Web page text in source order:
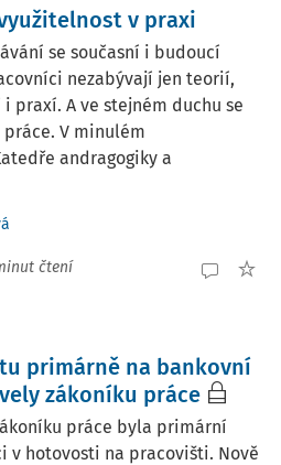
v praxi
se současní i budoucí
nezabývají jen teorií,
praxí. A ve stejném duchu se
V minulém
andragogiky a
čtení
primárně na bankovní
zákoníku práce
práce byla primární
v hotovosti na pracovišti. Nově